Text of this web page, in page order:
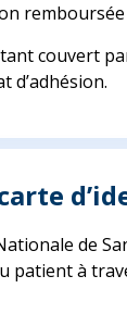
couvert
d’adhésion.
de
patient à